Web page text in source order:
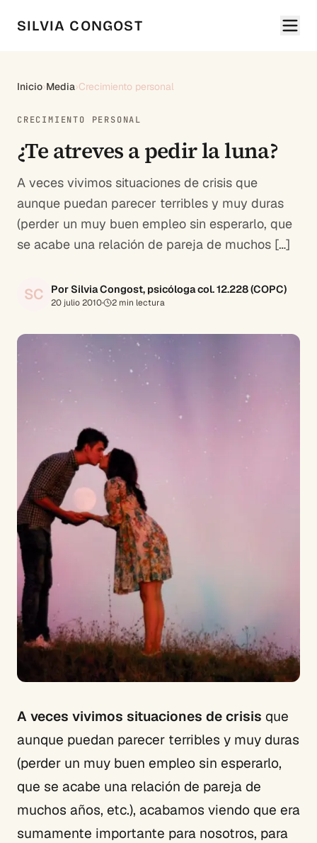
SILVIA CONGOST
Inicio›Media›Crecimiento personal
CRECIMIENTO PERSONAL
¿Te atreves a pedir la luna?
A veces vivimos situaciones de crisis que
aunque puedan parecer terribles y muy duras
(perder un muy buen empleo sin esperarlo, que
se acabe una relación de pareja de muchos […]
SC Por Silvia Congost, psicóloga col. 12.228 (COPC)
20 julio 2010· 2 min lectura
A veces vivimos situaciones de crisis que
aunque puedan parecer terribles y muy duras
(perder un muy buen empleo sin esperarlo,
que se acabe una relación de pareja de
muchos años, etc.), acabamos viendo que era
sumamente importante para nosotros, para